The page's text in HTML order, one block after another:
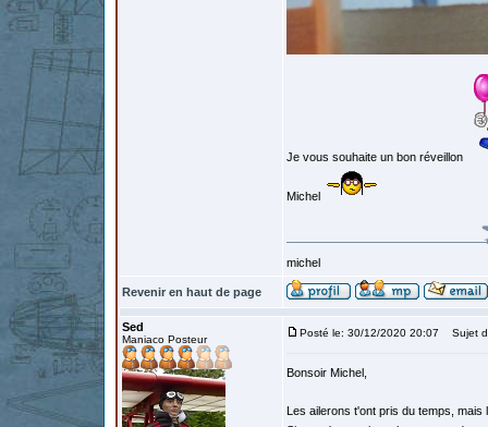
Je vous souhaite un bon réveillon
Michel
michel
Revenir en haut de page
Sed
Maniaco Posteur
Posté le: 30/12/2020 20:07 Sujet
Bonsoir Michel,
Les ailerons t'ont pris du temps,